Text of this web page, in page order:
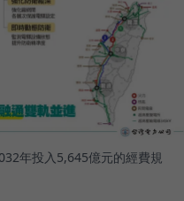
年投入5,645億元的經費規